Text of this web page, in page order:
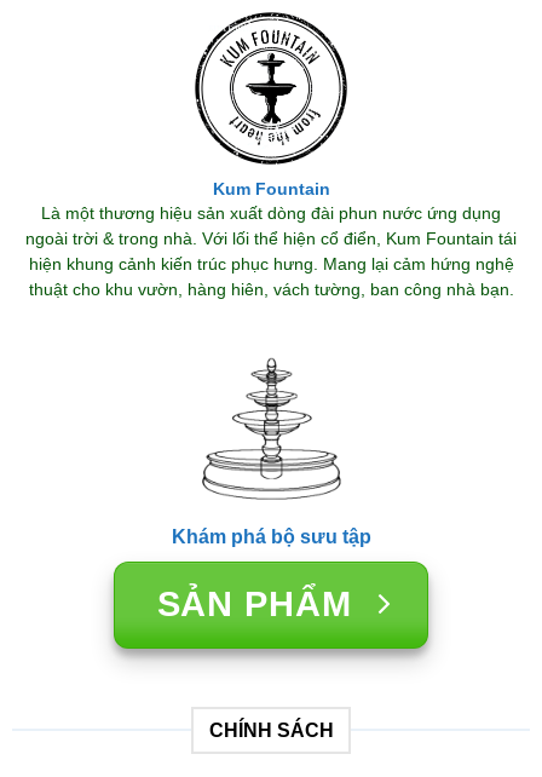
Kum Fountain
Là một thương hiệu sản xuất dòng đài phun nước ứng dụng
ngoài trời & trong nhà. Với lối thể hiện cổ điển, Kum Fountain tái
hiện khung cảnh kiến trúc phục hưng. Mang lại cảm hứng nghệ
thuật cho khu vườn, hàng hiên, vách tường, ban công nhà bạn.
Khám phá bộ sưu tập
SẢN PHẨM
CHÍNH SÁCH